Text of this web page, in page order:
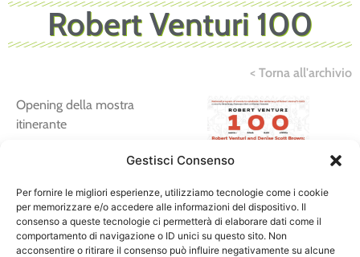
Gestisci Consenso
Per fornire le migliori esperienze, utilizziamo tecnologie come i cookie
per memorizzare e/o accedere alle informazioni del dispositivo. Il
consenso a queste tecnologie ci permetterà di elaborare dati come il
comportamento di navigazione o ID unici su questo sito. Non
acconsentire o ritirare il consenso può influire negativamente su alcune
Robert Venturi 100
< Torna all'archivio
Opening della mostra
itinerante
Robert Venturi and Denise
project